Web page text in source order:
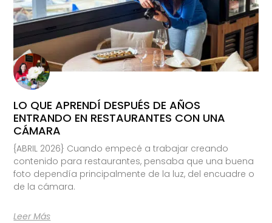
LO QUE APRENDÍ DESPUÉS DE AÑOS
ENTRANDO EN RESTAURANTES CON UNA
CÁMARA
{ABRIL 2026} Cuando empecé a trabajar creando
contenido para restaurantes, pensaba que una buena
foto dependía principalmente de la luz, del encuadre o
de la cámara.
Leer Más